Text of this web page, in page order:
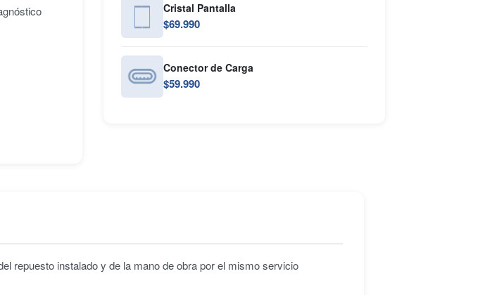
Cristal Pantalla
$69.990
Conector de Carga
$59.990
repuesto instalado y de la mano de obra por el mismo servicio